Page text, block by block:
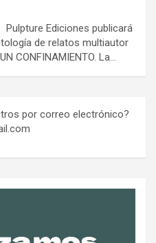
Ediciones publicará
de relatos multiautor
CONFINAMIENTO. La…
por correo electrónico?